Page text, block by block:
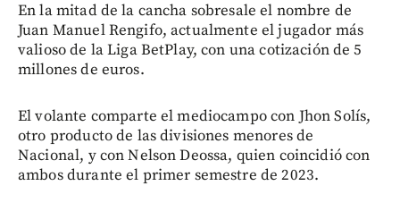
En la mitad de la cancha sobresale el nombre de
Juan Manuel Rengifo, actualmente el jugador más
valioso de la Liga BetPlay, con una cotización de 5
millones de euros.
El volante comparte el mediocampo con Jhon Solís,
otro producto de las divisiones menores de
Nacional, y con Nelson Deossa, quien coincidió con
ambos durante el primer semestre de 2023.